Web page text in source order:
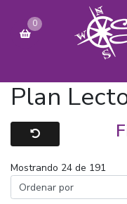
0
Plan
Mostrando 24 de 191